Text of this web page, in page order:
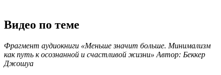
Видео по теме
Фрагмент аудиокниги «Меньше значит больше. Минимализм
как путь к осознанной и счастливой жизни» Автор: Беккер
Джошуа